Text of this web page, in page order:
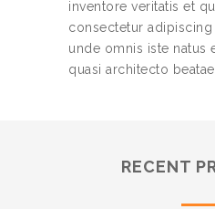
inventore veritatis et
consectetur
unde omnis iste natus
quasi architecto
RECENT